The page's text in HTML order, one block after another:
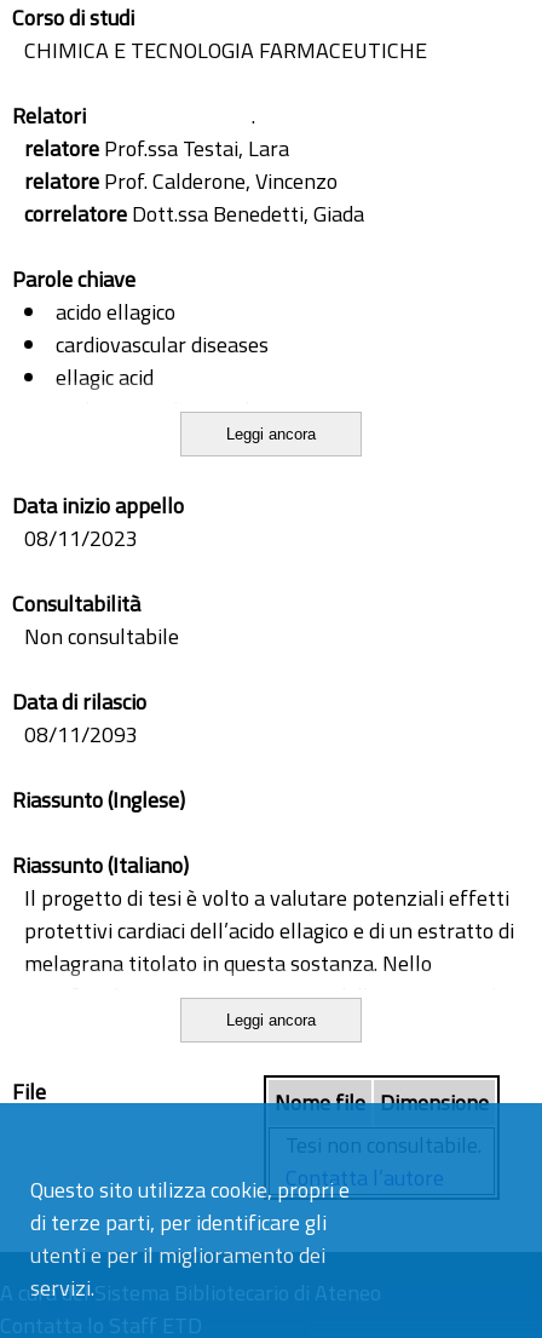
Questo sito utilizza cookie, propri e
di terze parti, per identificare gli
utenti e per il miglioramento dei
servizi.
Corso di studi
CHIMICA E TECNOLOGIA FARMACEUTICHE
Relatori
.
relatoreProf.ssa Testai, Lara
relatoreProf. Calderone, Vincenzo
correlatoreDott.ssa Benedetti, Giada
Parole chiave
acido ellagico
cardiovascular diseases
ellagic acid
malattie cardiovascolari
Leggi ancora
Data inizio appello
08/11/2023
Consultabilità
Non consultabile
Data di rilascio
08/11/2093
Riassunto (Inglese)
Riassunto (Italiano)
Il progetto di tesi è volto a valutare potenziali effetti
protettivi cardiaci dell’acido ellagico e di un estratto di
melagrana titolato in questa sostanza. Nello
specifico, è stato impiegato un modello sperimentale
ex vivo di cuore perfuso secondo metodica alla
e dell’estratto di melagrana su parametri di flusso
coronarico, pressione sviluppata dal ventricolo
sinistro (LVDP), frequenza cardiaca e dp/dt, un indice
corrispondente alla velocità di contrazione e
conseguente rilassamento del cuore. Principalmente,
tutte le valutazioni sull’efficacia dell’acido ellagico
sono state eseguite dopo trattamento del cuore con
angiotensina II (0.1 microM) a livello dell’organo
Leggi ancora
File Nome file Dimensione
Tesi non consultabile.
Contatta l’autore
A cura delSistema Bibliotecario di Ateneo
Contatta lo Staff ETD